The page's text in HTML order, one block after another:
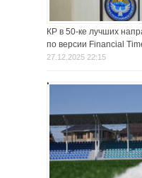
КР в 50-ке лучших
по версии Financial
27.12.2025 22:15